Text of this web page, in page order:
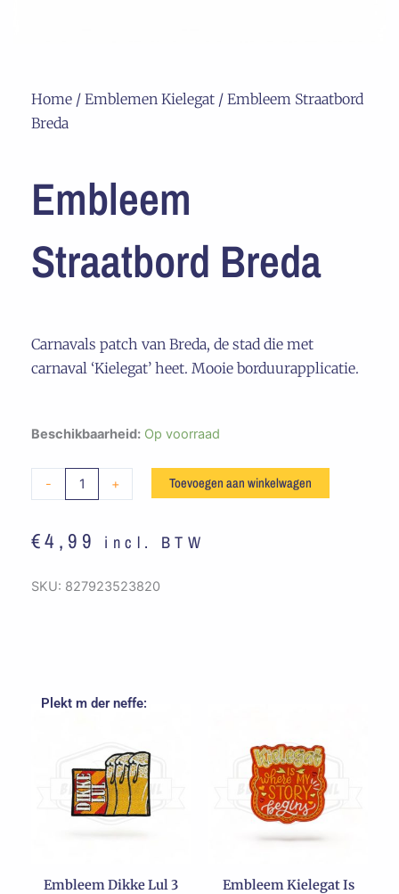
Home / Emblemen Kielegat / Embleem Straatbord
Breda
Embleem
Straatbord Breda
Carnavals patch van Breda, de stad die met
carnaval ‘Kielegat’ heet. Mooie borduurapplicatie.
Beschikbaarheid: Op voorraad
-
Embleem
aantal
+ Toevoegen aan winkelwagen
€4,99 incl. BTW
SKU: 827923523820
Plekt m der neffe:
Embleem Dikke Lul 3
Embleem Kielegat Is